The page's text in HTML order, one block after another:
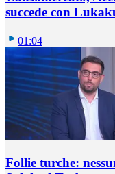
succede con
01:04
Follie turche: